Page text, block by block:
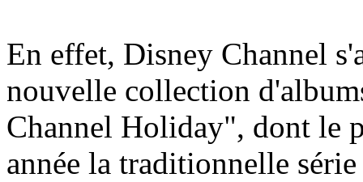
En effet, Disney Channel
nouvelle collection
Channel Holiday", dont le
année la traditionnelle